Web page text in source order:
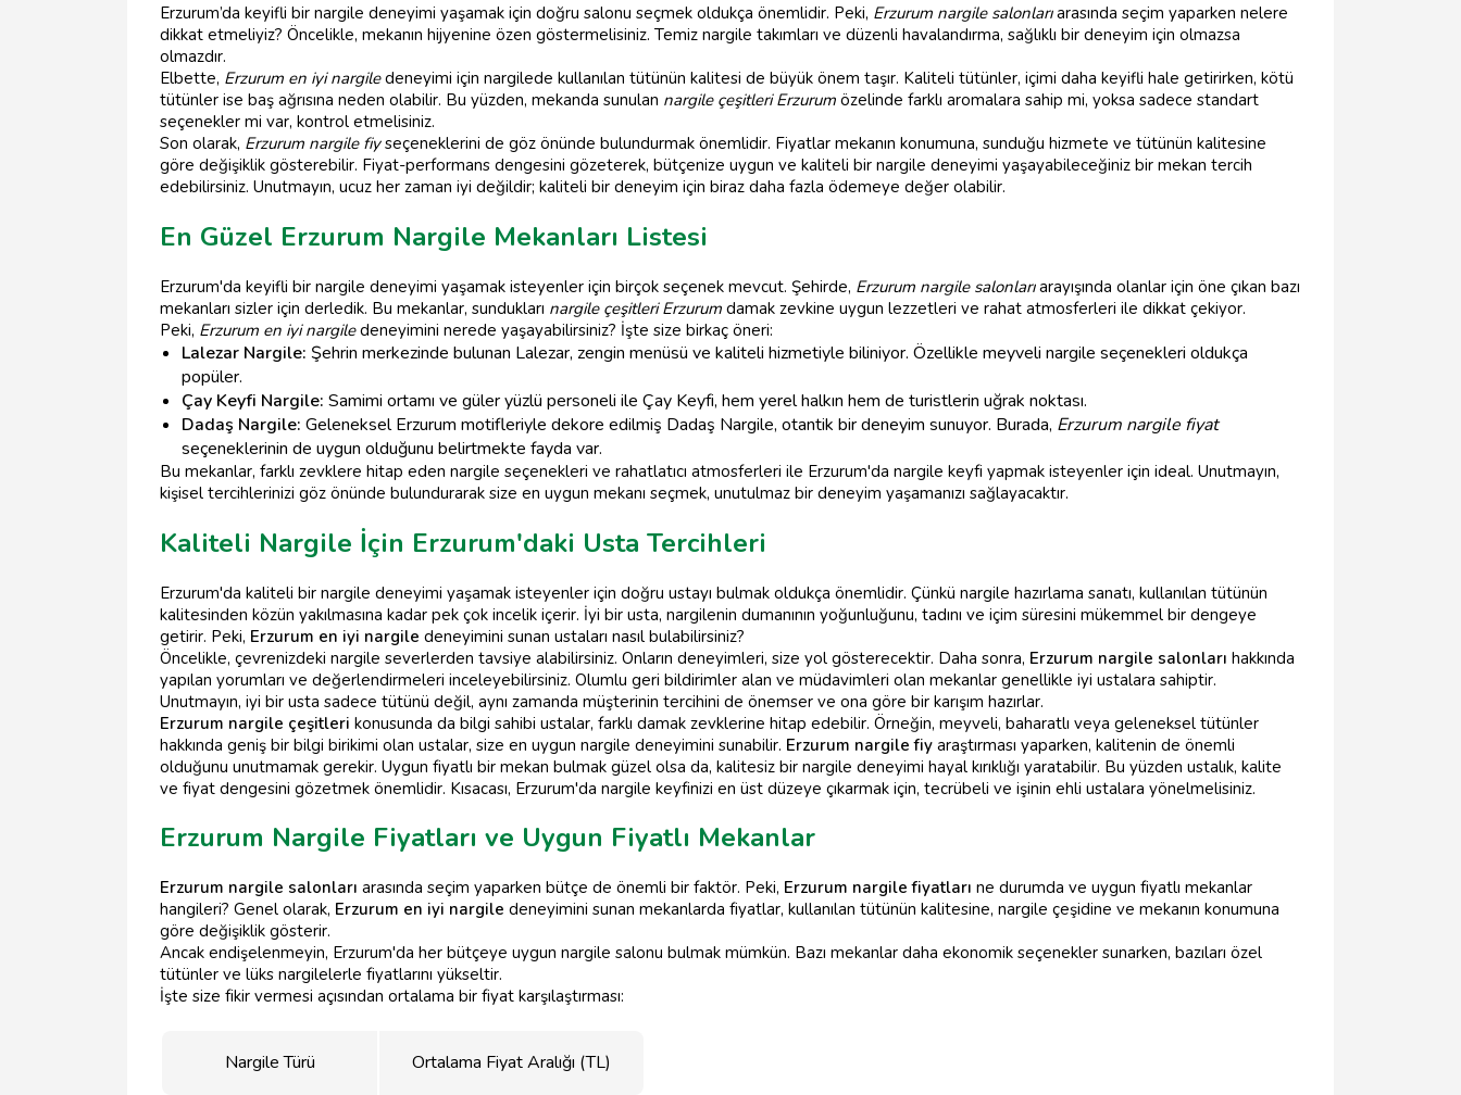
Erzurum’da keyifli bir nargile deneyimi yaşamak için doğru salonu seçmek oldukça önemlidir. Peki, Erzurum nargile salonlarıarasında seçim yaparken nelere
dikkat etmeliyiz? Öncelikle, mekanın hijyenine özen göstermelisiniz. Temiz nargile takımları ve düzenli havalandırma, sağlıklı bir deneyim için olmazsa
olmazdır.
Elbette, Erzurum en iyi nargiledeneyimi için nargilede kullanılan tütünün kalitesi de büyük önem taşır. Kaliteli tütünler, içimi daha keyifli hale getirirken, kötü
tütünler ise baş ağrısına neden olabilir. Bu yüzden, mekanda sunulan nargile çeşitleri Erzurum özelinde farklı aromalara sahip mi, yoksa sadece standart
seçenekler mi var, kontrol etmelisiniz.
Son olarak, Erzurum nargile fiyseçeneklerini de göz önünde bulundurmak önemlidir. Fiyatlar mekanın konumuna, sunduğu hizmete ve tütünün kalitesine
göre değişiklik gösterebilir. Fiyat-performans dengesini gözeterek, bütçenize uygun ve kaliteli bir nargile deneyimi yaşayabileceğiniz bir mekan tercih
edebilirsiniz. Unutmayın, ucuz her zaman iyi değildir; kaliteli bir deneyim için biraz daha fazla ödemeye değer olabilir.
En Güzel Erzurum Nargile Mekanları Listesi
Erzurum'da keyifli bir nargile deneyimi yaşamak isteyenler için birçok seçenek mevcut. Şehirde, Erzurum nargile salonlarıarayışında olanlar için öne çıkan bazı
mekanları sizler için derledik. Bu mekanlar, sundukları nargile çeşitleri Erzurum damak zevkine uygun lezzetleri ve rahat atmosferleri ile dikkat çekiyor.
Peki, Erzurum en iyi nargiledeneyimini nerede yaşayabilirsiniz? İşte size birkaç öneri:
Lalezar Nargile: Şehrin merkezinde bulunan Lalezar, zengin menüsü ve kaliteli hizmetiyle biliniyor. Özellikle meyveli nargile seçenekleri oldukça
popüler.
Çay Keyfi Nargile: Samimi ortamı ve güler yüzlü personeli ile Çay Keyfi, hem yerel halkın hem de turistlerin uğrak noktası.
Dadaş Nargile: Geleneksel Erzurum motifleriyle dekore edilmiş Dadaş Nargile, otantik bir deneyim sunuyor. Burada, Erzurum nargile fiyat
seçeneklerinin de uygun olduğunu belirtmekte fayda var.
Bu mekanlar, farklı zevklere hitap eden nargile seçenekleri ve rahatlatıcı atmosferleri ile Erzurum'da nargile keyfi yapmak isteyenler için ideal. Unutmayın,
kişisel tercihlerinizi göz önünde bulundurarak size en uygun mekanı seçmek, unutulmaz bir deneyim yaşamanızı sağlayacaktır.
Kaliteli Nargile İçin Erzurum'daki Usta Tercihleri
Erzurum'da kaliteli bir nargile deneyimi yaşamak isteyenler için doğru ustayı bulmak oldukça önemlidir. Çünkü nargile hazırlama sanatı, kullanılan tütünün
kalitesinden közün yakılmasına kadar pek çok incelik içerir. İyi bir usta, nargilenin dumanının yoğunluğunu, tadını ve içim süresini mükemmel bir dengeye
getirir. Peki, Erzurum en iyi nargile deneyimini sunan ustaları nasıl bulabilirsiniz?
Öncelikle, çevrenizdeki nargile severlerden tavsiye alabilirsiniz. Onların deneyimleri, size yol gösterecektir. Daha sonra, Erzurum nargile salonları hakkında
yapılan yorumları ve değerlendirmeleri inceleyebilirsiniz. Olumlu geri bildirimler alan ve müdavimleri olan mekanlar genellikle iyi ustalara sahiptir.
Unutmayın, iyi bir usta sadece tütünü değil, aynı zamanda müşterinin tercihini de önemser ve ona göre bir karışım hazırlar.
Erzurum nargile çeşitleri konusunda da bilgi sahibi ustalar, farklı damak zevklerine hitap edebilir. Örneğin, meyveli, baharatlı veya geleneksel tütünler
hakkında geniş bir bilgi birikimi olan ustalar, size en uygun nargile deneyimini sunabilir. Erzurum nargile fiy araştırması yaparken, kalitenin de önemli
olduğunu unutmamak gerekir. Uygun fiyatlı bir mekan bulmak güzel olsa da, kalitesiz bir nargile deneyimi hayal kırıklığı yaratabilir. Bu yüzden ustalık, kalite
ve fiyat dengesini gözetmek önemlidir. Kısacası, Erzurum'da nargile keyfinizi en üst düzeye çıkarmak için, tecrübeli ve işinin ehli ustalara yönelmelisiniz.
Erzurum Nargile Fiyatları ve Uygun Fiyatlı Mekanlar
Erzurum nargile salonları arasında seçim yaparken bütçe de önemli bir faktör. Peki, Erzurum nargile fiyatları ne durumda ve uygun fiyatlı mekanlar
hangileri? Genel olarak, Erzurum en iyi nargile deneyimini sunan mekanlarda fiyatlar, kullanılan tütünün kalitesine, nargile çeşidine ve mekanın konumuna
göre değişiklik gösterir.
Ancak endişelenmeyin, Erzurum'da her bütçeye uygun nargile salonu bulmak mümkün. Bazı mekanlar daha ekonomik seçenekler sunarken, bazıları özel
tütünler ve lüks nargilelerle fiyatlarını yükseltir.
İşte size fikir vermesi açısından ortalama bir fiyat karşılaştırması:
Nargile Türü Ortalama Fiyat Aralığı (TL)